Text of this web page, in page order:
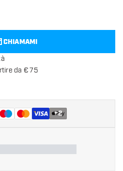
CHIAMAMI
da € 75
+2